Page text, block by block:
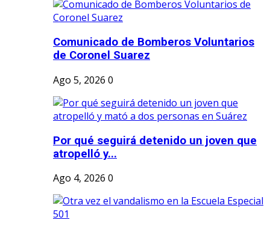
Comunicado de Bomberos Voluntarios
de Coronel Suarez
Ago 5, 2026 0
Por qué seguirá detenido un joven que
atropelló y...
Ago 4, 2026 0